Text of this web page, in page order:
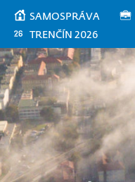
SAMOSPRÁVA
TRENČÍN 2026